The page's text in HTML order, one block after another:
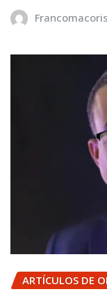
ARTÍCULOS DE